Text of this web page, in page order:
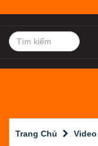
Trang Chủ
Video